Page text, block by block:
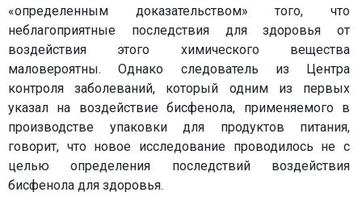
«определенным доказательством» того, что
неблагоприятные последствия для здоровья от
воздействия этого химического вещества
маловероятны. Однако следователь из Центра
контроля заболеваний, который одним из первых
указал на воздействие бисфенола, применяемого в
производстве упаковки для продуктов питания,
говорит, что новое исследование проводилось не с
целью определения последствий воздействия
бисфенола для здоровья.